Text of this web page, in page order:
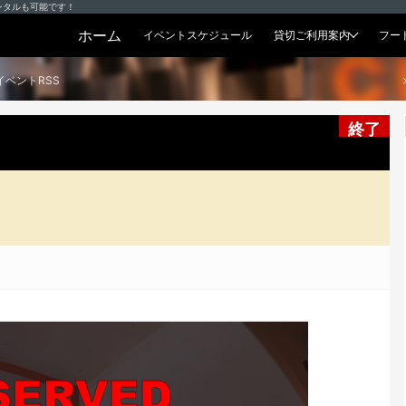
ルも可能です！
ホーム イベントスケジュール 貸切ご利用案内 フー
ベントRSS
終了